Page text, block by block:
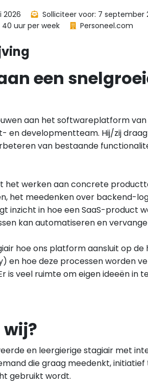
2026 Solliciteer voor: 7 september
40 uur per week Personeel.com
een
aan het softwareplatform
en developmentteam. Hij/zij
van bestaande
het werken aan concrete
het meedenken over backend-
inzicht in hoe een SaaS-product
kan automatiseren en
hoe ons platform aansluit op de
en hoe deze processen worden
is veel ruimte om eigen ideeën in
wij?
en leergierige stagiair met
die graag meedenkt,
gebruikt wordt.